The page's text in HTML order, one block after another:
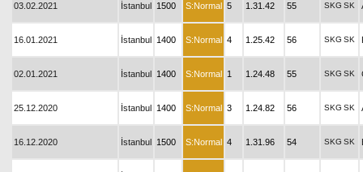
03.02.2021 İstanbul 1500 S:Normal 5 1.31.42 55 SKG SK
16.01.2021 İstanbul 1400 S:Normal 4 1.25.42 56 SKG SK
02.01.2021 İstanbul 1400 S:Normal 1 1.24.48 55 SKG SK
25.12.2020 İstanbul 1400 S:Normal 3 1.24.82 56 SKG SK
16.12.2020 İstanbul 1500 S:Normal 4 1.31.96 54 SKG SK